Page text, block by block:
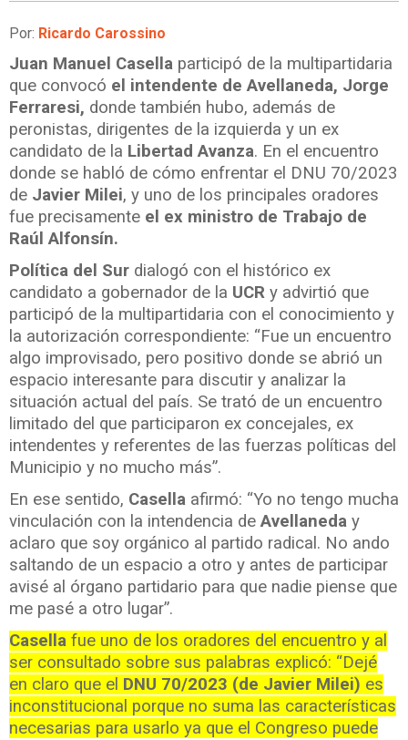
Por: Ricardo Carossino
Juan Manuel Casella participó de la multipartidaria
que convocó el intendente de Avellaneda, Jorge
Ferraresi, donde también hubo, además de
peronistas, dirigentes de la izquierda y un ex
candidato de la Libertad Avanza. En el encuentro
donde se habló de cómo enfrentar el DNU 70/2023
de Javier Milei, y uno de los principales oradores
fue precisamente el ex ministro de Trabajo de
Raúl Alfonsín.
Política del Sur dialogó con el histórico ex
candidato a gobernador de la UCR y advirtió que
participó de la multipartidaria con el conocimiento y
la autorización correspondiente: “Fue un encuentro
algo improvisado, pero positivo donde se abrió un
espacio interesante para discutir y analizar la
situación actual del país. Se trató de un encuentro
limitado del que participaron ex concejales, ex
intendentes y referentes de las fuerzas políticas del
Municipio y no mucho más”.
En ese sentido, Casella afirmó: “Yo no tengo mucha
vinculación con la intendencia de Avellaneda y
aclaro que soy orgánico al partido radical. No ando
saltando de un espacio a otro y antes de participar
avisé al órgano partidario para que nadie piense que
me pasé a otro lugar”.
Casella fue uno de los oradores del encuentro y al
ser consultado sobre sus palabras explicó: “Dejé
en claro que el DNU 70/2023 (de Javier Milei) es
inconstitucional porque no suma las características
necesarias para usarlo ya que el Congreso puede